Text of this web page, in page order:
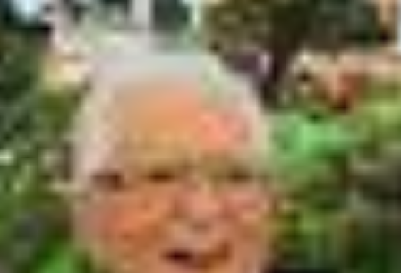
A Praça É Nossa (30/07/26)
Reproduzindo
O novo emprego do Saideira! | A Praça É Nossa
Cazalbé, o ladrão de vagas do SBT | A Praça é Nossa